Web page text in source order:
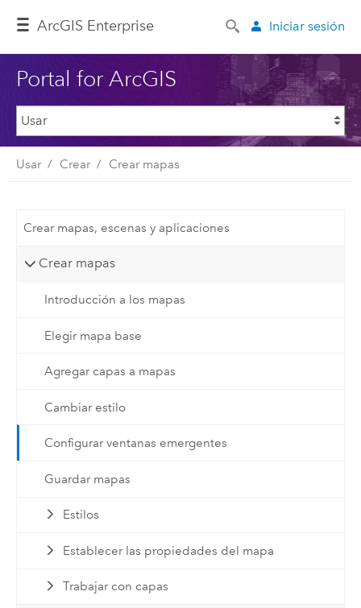
ArcGIS Enterprise Iniciar sesión
Portal for ArcGIS
Usar Crear Crear mapas
Crear mapas, escenas y aplicaciones
Crear mapas
Introducción a los mapas
Elegir mapa base
Agregar capas a mapas
Cambiar estilo
Configurar ventanas emergentes
Guardar mapas
Estilos
Establecer las propiedades del mapa
Trabajar con capas